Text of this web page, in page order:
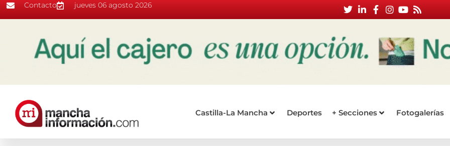
Contacto jueves 06 agosto 2026
Castilla-La Mancha Deportes + Secciones Fotogalerías